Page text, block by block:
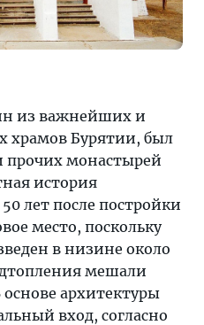
из важнейших и
храмов Бурятии, был
прочих монастырей
история
лет после постройки
место, поскольку
в низине около
мешали
архитектуры
вход, согласно